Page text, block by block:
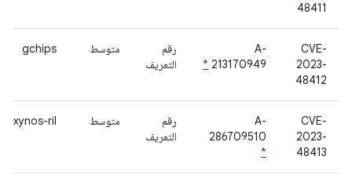
48411
CVE-
2023-
48412
A-
213170949
*
رقم
التعريف
متوسط gchips
CVE-
2023-
48413
A-
286709510
*
رقم
التعريف
متوسط exynos-ril